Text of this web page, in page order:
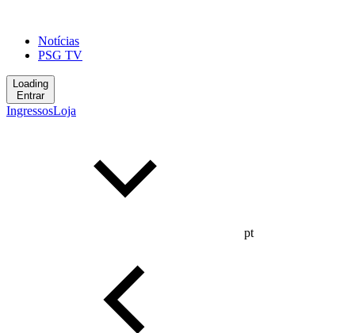
Notícias
PSG TV
Loading
Entrar
IngressosLoja
pt